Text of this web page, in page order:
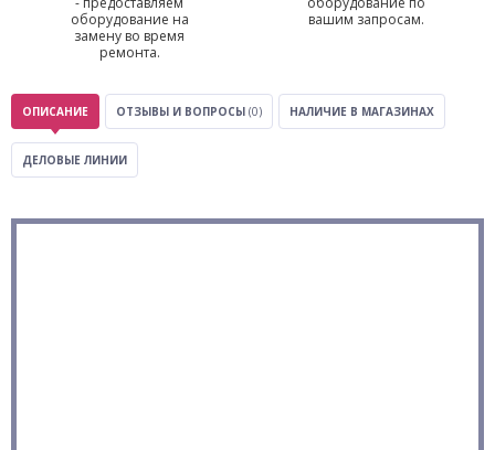
оборудование на
замену во время
ремонта.
вашим запросам.
ОПИСАНИЕ ОТЗЫВЫ И ВОПРОСЫ (0) НАЛИЧИЕ В МАГАЗИНАХ
ДЕЛОВЫЕ ЛИНИИ